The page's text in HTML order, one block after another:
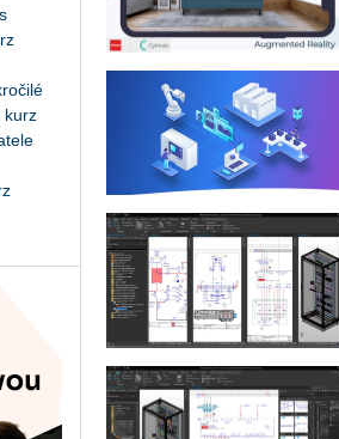
kurz